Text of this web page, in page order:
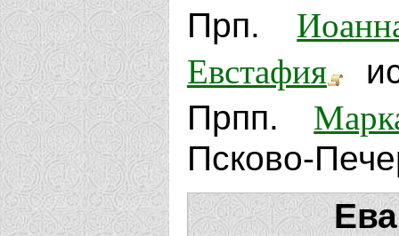
Прп.
Евстафия
Прпп.
Псково-